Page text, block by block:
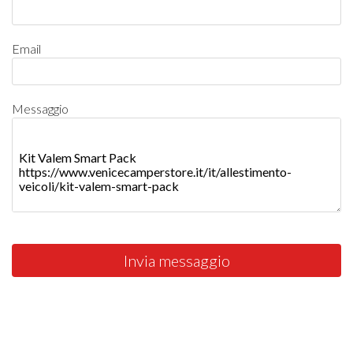
Email
Messaggio
Invia messaggio